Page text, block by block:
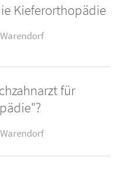
Kieferorthopädie
sich mit der Diagnose
für